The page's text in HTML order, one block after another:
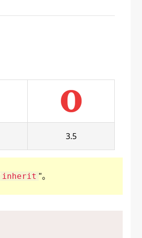
3.5
inherit "。